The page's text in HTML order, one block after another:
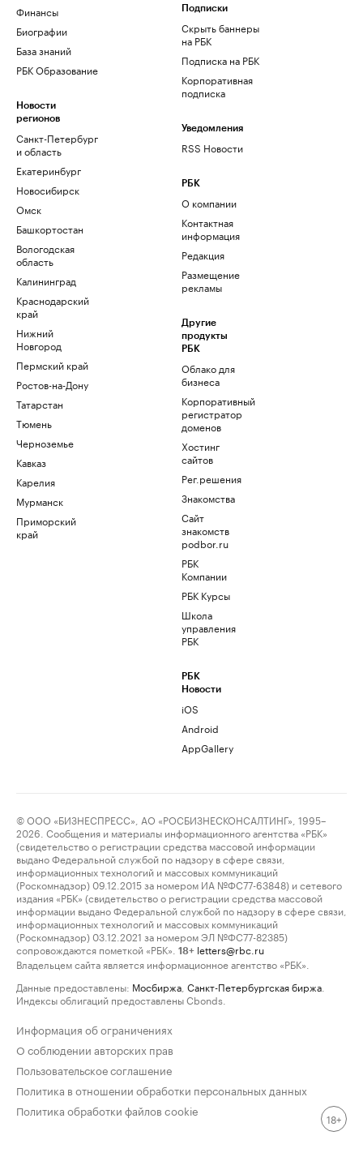
Финансы
Биографии
База знаний
РБК Образование
Новости
регионов
Санкт-Петербург
и область
Екатеринбург
Новосибирск
Омск
Башкортостан
Вологодская
область
Калининград
Краснодарский
край
Нижний
Новгород
Пермский край
Ростов-на-Дону
Татарстан
Тюмень
Черноземье
Кавказ
Карелия
Мурманск
Приморский
край
Подписки
Скрыть баннеры
на РБК
Подписка на РБК
Корпоративная
подписка
Уведомления
RSS Новости
РБК
О компании
Контактная
информация
Редакция
Размещение
рекламы
Другие
продукты
РБК
Облако для
бизнеса
Корпоративный
регистратор
доменов
Хостинг
сайтов
Рег.решения
Знакомства
Сайт
знакомств
podbor.ru
РБК
Компании
РБК Курсы
Школа
управления
РБК
РБК
Новости
iOS
Android
AppGallery
© ООО «БИЗНЕСПРЕСС», АО «РОСБИЗНЕСКОНСАЛТИНГ», 1995–
2026. Сообщения и материалы информационного агентства «РБК»
(свидетельство о регистрации средства массовой информации
выдано Федеральной службой по надзору в сфере связи,
информационных технологий и массовых коммуникаций
(Роскомнадзор) 09.12.2015 за номером ИА №ФС77-63848) и сетевого
издания «РБК» (свидетельство о регистрации средства массовой
информации выдано Федеральной службой по надзору в сфере связи,
информационных технологий и массовых коммуникаций
(Роскомнадзор) 03.12.2021 за номером ЭЛ №ФС77-82385)
сопровождаются пометкой «РБК».
18+ letters@rbc.ru
Владельцем сайта является информационное агентство «РБК».
Данные предоставлены: Мосбиржа Санкт-Петербургская биржа
Индексы облигаций предоставлены Cbonds.
Информация об ограничениях
О соблюдении авторских прав
Пользовательское соглашение
Политика в отношении обработки персональных данных
Политика обработки файлов cookie
18+